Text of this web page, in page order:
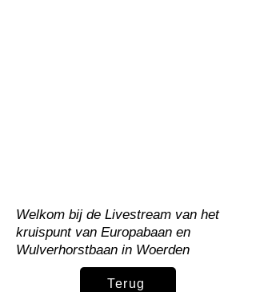
Welkom bij de Livestream van het
kruispunt van Europabaan en
Wulverhorstbaan in Woerden
Terug